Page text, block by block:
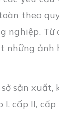
theo
nghiệp. Từ
những ảnh
sản xuất,
I, cấp II,